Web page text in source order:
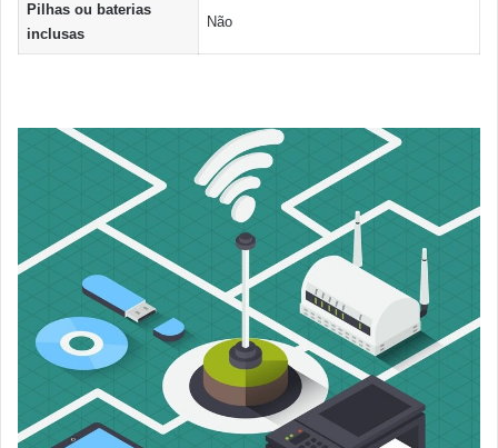
Pilhas ou baterias
inclusas
‎Não